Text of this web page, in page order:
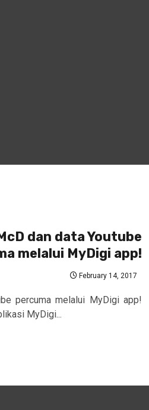
dan data Youtube
melalui MyDigi app!
February 14, 2017
percuma melalui MyDigi app!
MyDigi...